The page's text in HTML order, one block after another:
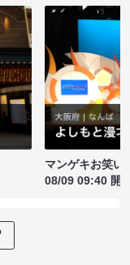
マンゲキお笑い
08/09 09:40 開